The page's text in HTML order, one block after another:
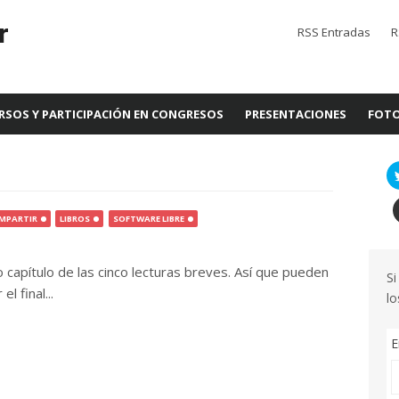
RSS Entradas
Y PARTICIPACIÓN EN CONGRESOS PRESENTACIONES
LIBROS SOFTWARE LIBRE
de las cinco lecturas breves. Así que pueden
final...